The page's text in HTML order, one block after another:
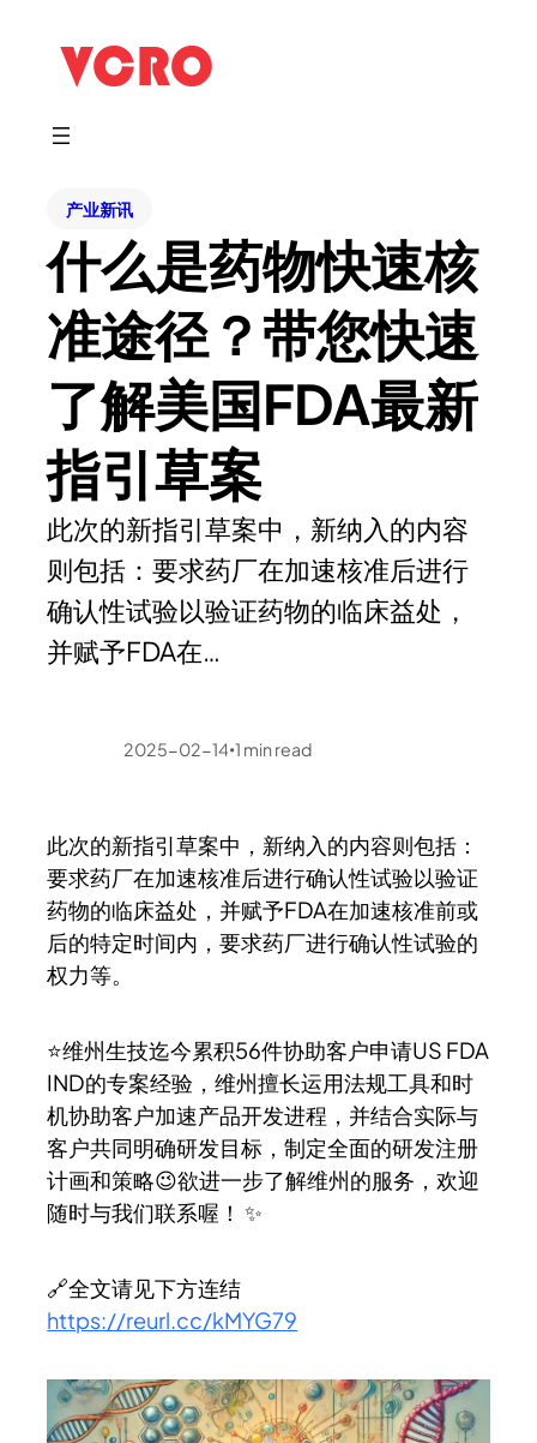
产业新讯
什么是药物快速核
准途径？带您快速
了解美国FDA最新
指引草案
此次的新指引草案中，新纳入的内容
则包括：要求药厂在加速核准后进行
确认性试验以验证药物的临床益处，
并赋予FDA在…
2025-02-14•1 min read
此次的新指引草案中，新纳入的内容则包括：
要求药厂在加速核准后进行确认性试验以验证
药物的临床益处，并赋予FDA在加速核准前或
后的特定时间内，要求药厂进行确认性试验的
权力等。
⭐维州生技迄今累积56件协助客户申请US FDA
IND的专案经验，维州擅长运用法规工具和时
机协助客户加速产品开发进程，并结合实际与
客户共同明确研发目标，制定全面的研发注册
计画和策略😉欲进一步了解维州的服务，欢迎
随时与我们联系喔！ ✨
🔗全文请见下方连结
https://reurl.cc/kMYG79